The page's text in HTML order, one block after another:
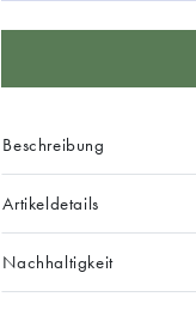
Beschreibung
Artikeldetails
Nachhaltigkeit